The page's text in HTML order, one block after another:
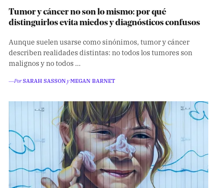
Tumor y cáncer no son lo mismo: por qué
distinguirlos evita miedos y diagnósticos confusos
Aunque suelen usarse como sinónimos, tumor y cáncer
describen realidades distintas: no todos los tumores son
malignos y no todos …
―PorSARAH SASSONyMEGAN BARNET